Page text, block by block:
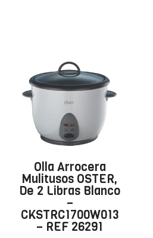
Olla Arrocera
Mulitusos OSTER,
De 2 Libras Blanco
–
CKSTRC1700W013
– REF 26291